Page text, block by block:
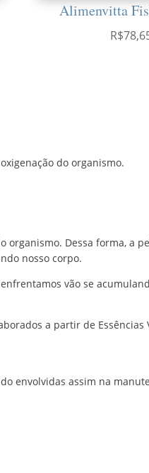
Alimenvitta
R$
do organismo.
Dessa forma, a
nosso corpo.
vão se
a partir de
envolvidas assim na